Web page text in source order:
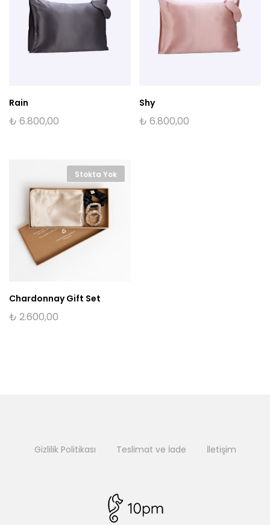
Rain
₺ 6.800,00
Shy
₺ 6.800,00
Stokta Yok
Chardonnay Gift Set
₺ 2.600,00
Gizlilik Politikası Teslimat ve İade İletişim